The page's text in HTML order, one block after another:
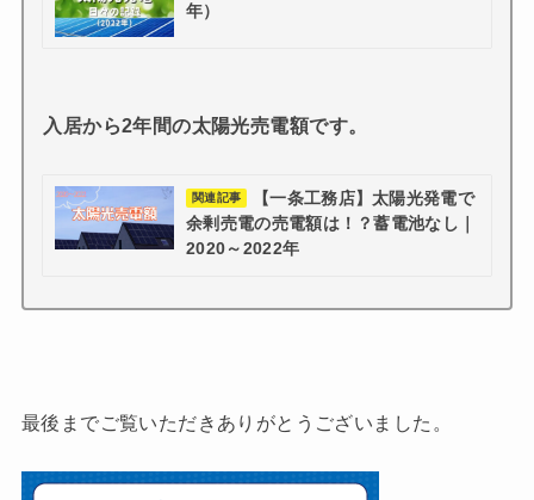
年）
入居から2年間の太陽光売電額です。
関連記事
【一条工務店】太陽光発電で
余剰売電の売電額は！？蓄電池なし｜
2020～2022年
最後までご覧いただきありがとうございました。